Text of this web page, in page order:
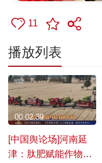
11
播放列表
[中国舆论场]河南延
津：肽肥赋能作物提
00:02:39